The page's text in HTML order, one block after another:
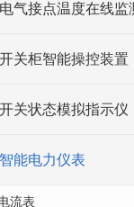
电气接点温度在线监
开关柜智能操控装置
开关状态模拟指示仪
智能电力仪表
流表